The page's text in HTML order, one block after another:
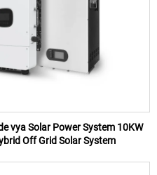
vya Solar Power System 10KW
Off Grid Solar System